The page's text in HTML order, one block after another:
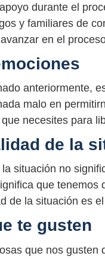
durante el
y familiares de
en el
anteriormente,
malo en
que necesites para
de la
situación no
que
de la situación es
te gusten
que nos